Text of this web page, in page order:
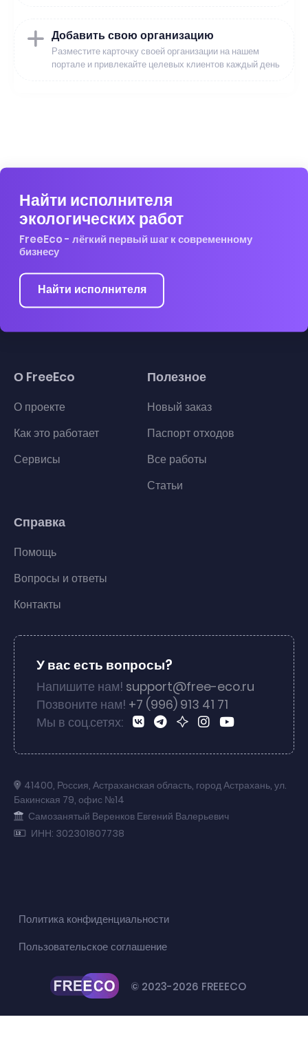
Добавить свою организацию
Разместите карточку своей организации на нашем
портале и привлекайте целевых клиентов каждый день
Найти исполнителя
экологических работ
FreeEco - лёгкий первый шаг к современному
бизнесу
Найти исполнителя
О FreeEco
О проекте
Как это работает
Сервисы
Полезное
Новый заказ
Паспорт отходов
Все работы
Статьи
Справка
Помощь
Вопросы и ответы
Контакты
У вас есть вопросы?
Напишите нам! support@free-eco.ru
Позвоните нам! +7 (996) 913 41 71
Мы в соц.сетях:
41400, Россия, Астраханская область, город Астрахань, ул.
Бакинская 79, офис №14
Самозанятый Веренков Евгений Валерьевич
ИНН: 302301807738
© 2023-2026 FREEECO
Политика конфиденциальности
Пользовательское соглашение